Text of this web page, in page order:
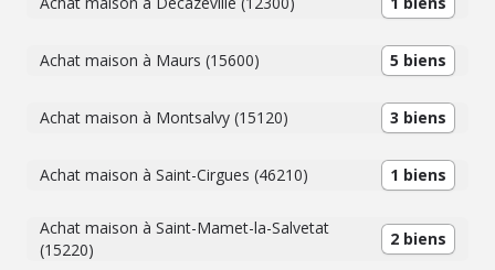
Achat maison à Maurs (15600) 5 biens
Achat maison à Montsalvy (15120) 3 biens
Achat maison à Saint-Cirgues (46210) 1 biens
Achat maison à Saint-Mamet-la-Salvetat
(15220)
2 biens